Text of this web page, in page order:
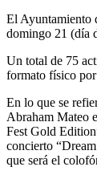
El Ayuntamiento
domingo 21 (día
Un total de 75
formato físico
En lo que se
Abraham Mateo
Fest Gold
concierto
que será el